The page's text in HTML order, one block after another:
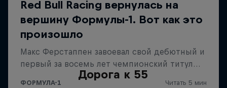
Дорога к 55